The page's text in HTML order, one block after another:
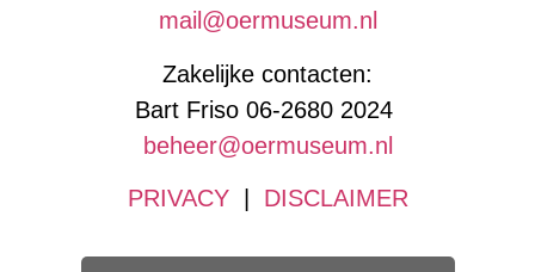
mail@oermuseum.nl
Zakelijke contacten:
Bart Friso 06-2680 2024
beheer@oermuseum.nl
PRIVACY| DISCLAIMER